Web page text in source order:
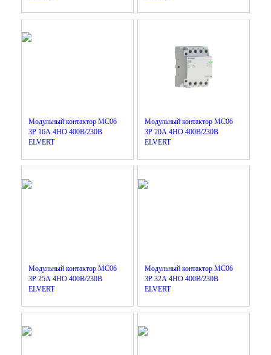
Модульный контактор MC06
3Р 16А 4НО 400B/230B
ELVERT
Модульный контактор MC06
3Р 20А 4НО 400B/230B
ELVERT
Модульный контактор MC06
3Р 25А 4НО 400B/230B
ELVERT
Модульный контактор MC06
3Р 32А 4НО 400B/230B
ELVERT